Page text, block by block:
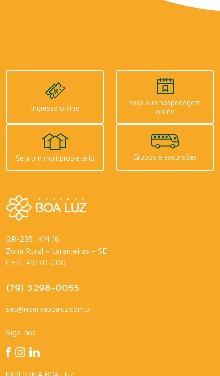
Ingresso online
Faça sua hospedagem
online
Seja um multipropietário Grupos e excursões
BR-235, KM 16
Zona Rural - Laranjeiras - SE
CEP: 49170-000
(79) 3298-0055
sac@reservaboaluz.com.br
Siga-nos
EXPLORE A BOA LUZ